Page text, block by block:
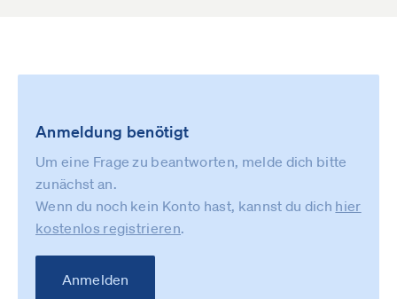
Anmeldung benötigt
Um eine Frage zu beantworten, melde dich bitte
zunächst an.
Wenn du noch kein Konto hast, kannst du dich hier
kostenlos registrieren.
Anmelden